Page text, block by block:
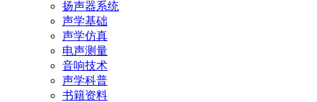
扬声器系统
声学基础
声学仿真
电声测量
音响技术
声学科普
书籍资料